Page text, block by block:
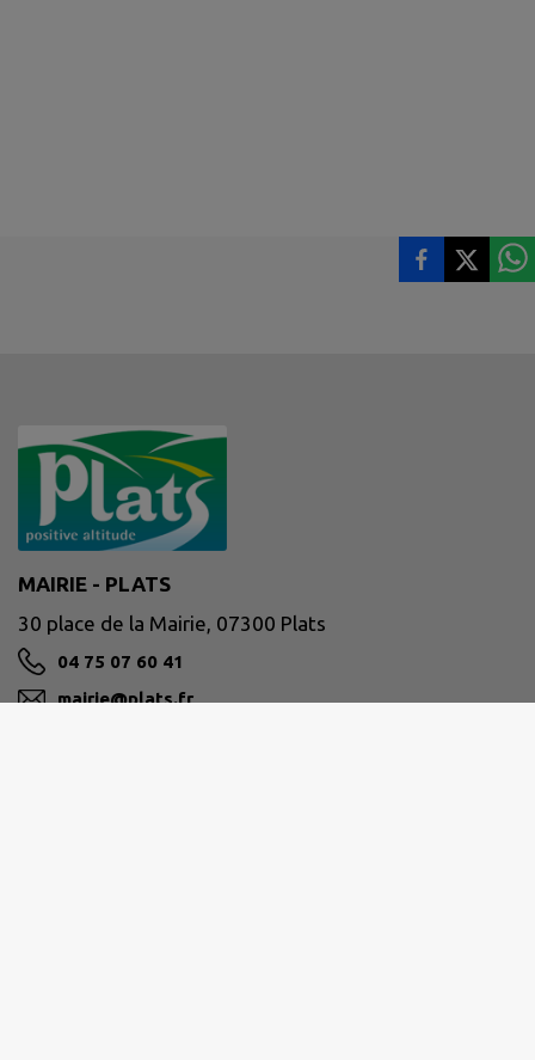
MAIRIE - PLATS
30 place de la Mairie, 07300 Plats
04 75 07 60 41
mairie@plats.fr